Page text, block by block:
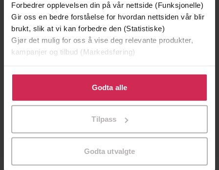
Forbedrer opplevelsen din på vår nettside (Funksjonelle)
Gir oss en bedre forståelse for hvordan nettsiden vår blir
brukt, slik at vi kan forbedre den (Statistiske)
Gjør det mulig for oss å vise deg relevante produkter,
kampanjer og tilbud (Markedsføring)
Klikk på «Godta alle» for å gi oss ditt samtykke til å
bruke cookies for alle disse formålene. Du kan også
tilpasse ditt samtykke til spesifikke formål ved å klikke
Godta alle
Tilpass
Godta utvalgte
199,-
Minnesota
Jo Nesbø
EBOK
349,-
Utskudd
Jørn Lier Horst
EBOK
starring Amy Adams, from the director of
BIG LITTLE LIES, Jean-Marc Vallée
Forfattere Gillian Flynn(forfatter),Liza Ross(innleser)
Weidenfeld & Nicolson